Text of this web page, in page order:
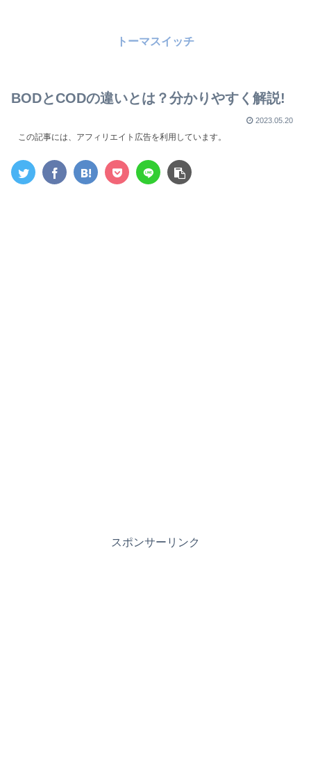
トーマスイッチ
BODとCODの違いとは？分かりやすく解説!
2023.05.20
この記事には、アフィリエイト広告を利用しています。
スポンサーリンク